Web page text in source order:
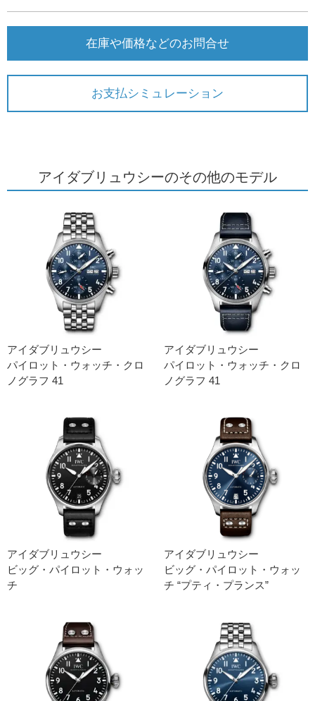
在庫や価格などのお問合せ
お支払シミュレーション
アイダブリュウシーのその他のモデル
アイダブリュウシー
パイロット・ウォッチ・クロ
ノグラフ 41
アイダブリュウシー
パイロット・ウォッチ・クロ
ノグラフ 41
アイダブリュウシー
ビッグ・パイロット・ウォッ
チ
アイダブリュウシー
ビッグ・パイロット・ウォッ
チ “プティ・プランス”